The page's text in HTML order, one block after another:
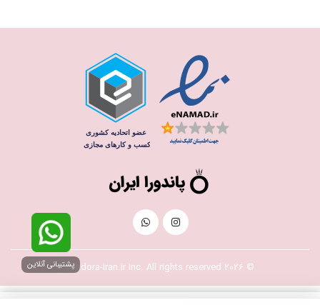
© 2026 Pandora-Iran.ir Inc. All rights reserved پشتیبانی آنلاین